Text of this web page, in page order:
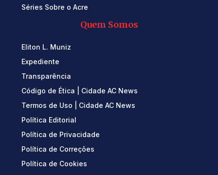
Séries Sobre o Acre
Quem Somos
Eliton L. Muniz
Expediente
Transparência
Código de Ética | Cidade AC News
Termos de Uso | Cidade AC News
Política Editorial
Política de Privacidade
Política de Correções
Política de Cookies